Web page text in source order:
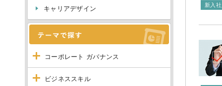
キャリアデザイン
コーポレート ガバナンス
ビジネススキル
新入